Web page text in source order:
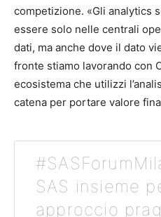
competizione. «Gli analytics
essere solo nelle centrali
dati, ma anche dove il dato
fronte stiamo lavorando con
ecosistema che utilizzi
catena per portare valore
SAS insieme
approccio